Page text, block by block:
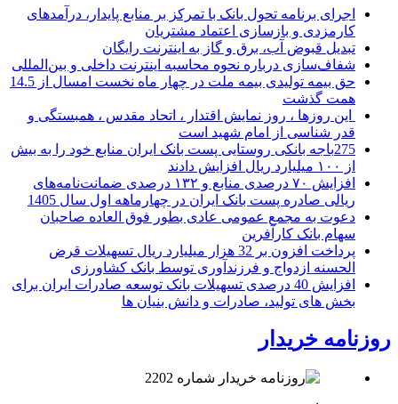
اجرای برنامه تحول بانک با تمرکز بر منابع پایدار، درآمدهای
کارمزدی و بازسازی اعتماد مشتریان
تبدیل قبوض آب، برق و گاز به اینترنت رایگان
شفاف‌سازی درباره نحوه محاسبه اینترنت داخلی و بین‌المللی
حق بیمه تولیدی بیمه ملت در چهار ماه نخست امسال از 14.5
همت گذشت
این روزها ، روز نمایش اقتدار ، اتحاد مقدس ، همبستگی و
قدر شناسی از امام شهید است
275باجه بانکی روستایی پست بانک ایران منابع خود را به بیش
از ۱۰۰ میلیارد ریال افزایش دادند
افزایش ۷۰ درصدی منابع و ۱۳۲ درصدی ضمانت‌نامه‌های
ریالی صادره پست بانک ایران در چهارماهه اول سال 1405
دعوت به مجمع عمومی عادی بطور فوق العاده صاحبان
سهام بانک کارآفرین
پرداخت افزون بر 32 هزار میلیارد ریال تسهیلات قرض
الحسنه ازدواج و فرزندآوری توسط بانک کشاورزی
افزایش 40 درصدی تسهیلات بانک توسعه صادرات ایران برای
بخش های تولید، صادرات و دانش بنیان ها
روزنامه خریدار